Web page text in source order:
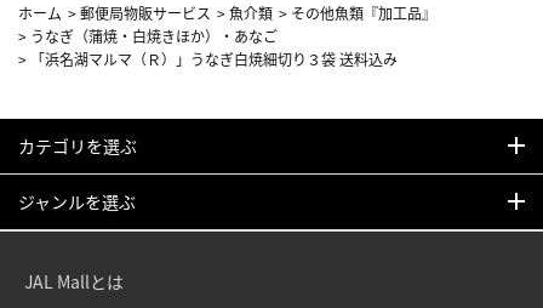
ホーム >郵便局物販サービス >魚介類 > その他魚類『加工品』
> うなぎ（蒲焼・白焼きほか）・あなご
> 「浜名湖マルマ（Ｒ）」うなぎ白焼細切り３袋 送料込み
カテゴリを選ぶ
ジャンルを選ぶ
JAL Mallとは